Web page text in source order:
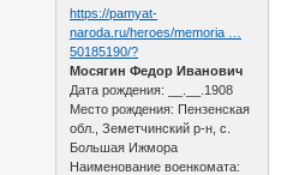
https://pamyat-
naroda.ru/heroes/memoria …
50185190/?
Мосягин Федор Иванович
Дата рождения: __.__.1908
Место рождения: Пензенская
обл., Земетчинский р-н, с.
Большая Ижмора
Наименование военкомата: